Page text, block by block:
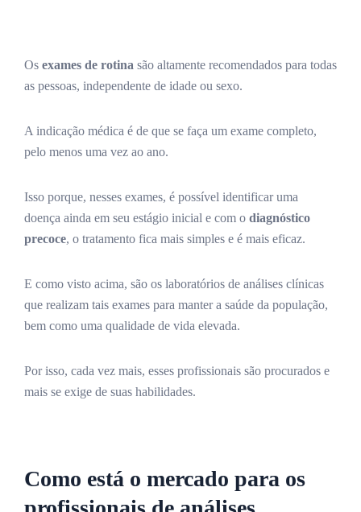
Os exames de rotina são altamente recomendados para todas
as pessoas, independente de idade ou sexo.
A indicação médica é de que se faça um exame completo,
pelo menos uma vez ao ano.
Isso porque, nesses exames, é possível identificar uma
doença ainda em seu estágio inicial e com o diagnóstico
precoce, o tratamento fica mais simples e é mais eficaz.
E como visto acima, são os laboratórios de análises clínicas
que realizam tais exames para manter a saúde da população,
bem como uma qualidade de vida elevada.
Por isso, cada vez mais, esses profissionais são procurados e
mais se exige de suas habilidades.
Como está o mercado para os